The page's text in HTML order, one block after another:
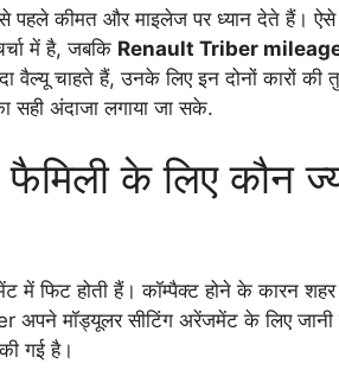
पहले कीमत और माइलेज पर ध्यान देते हैं।
में है, जबकि Renault Triber
वैल्यू चाहते हैं, उनके लिए इन दोनों कारों की
सही अंदाजा लगाया जा सके.
के लिए कौन
फिट होती हैं। कॉम्पैक्ट होने के कारन
मॉड्यूलर सीटिंग अरेंजमेंट के लिए जानी
गई है।